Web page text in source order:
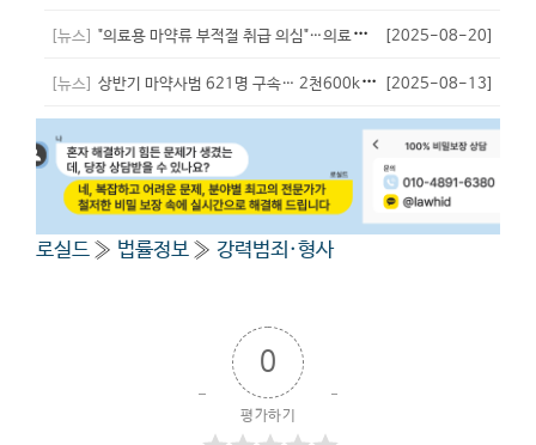
[뉴스] "의료용 마약류 부적절 취급 의심"…의료기관 60곳 점검 - 비서실장
[2025-08-20]
[뉴스] 상반기 마약사범 621명 구속… 2천600kg 압수 - 비서실장
[2025-08-13]
로실드 » 법률정보 » 강력범죄·형사
0
평가하기